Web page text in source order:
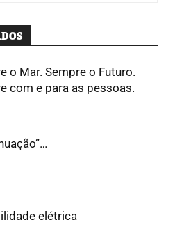
o Mar. Sempre o Futuro.
com e para as pessoas.
elétrica